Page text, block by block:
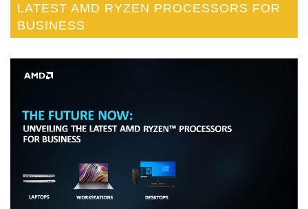
LATEST AMD RYZEN PROCESSORS FOR
BUSINESS